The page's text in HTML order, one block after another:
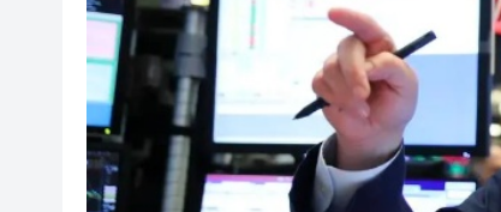
有片丨迪麗熱巴跟星爺學